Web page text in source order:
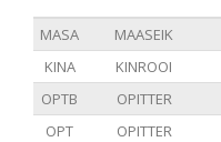
MASA MAASEIK
KINA
KINROOI
OPTB
OPITTER
OPT
OPITTER